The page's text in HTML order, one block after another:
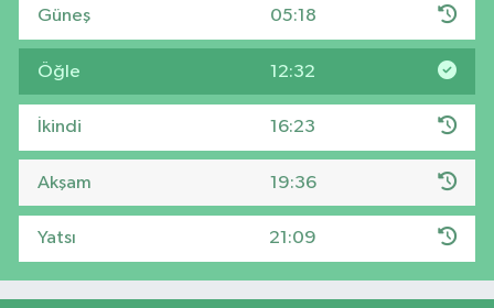
Güneş 05:18
Öğle 12:32
İkindi 16:23
Akşam 19:36
Yatsı 21:09